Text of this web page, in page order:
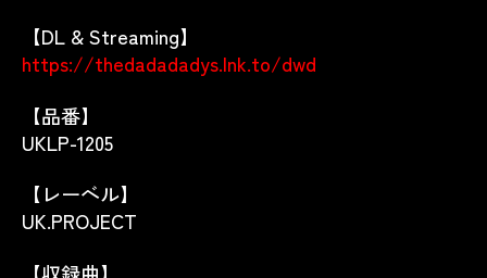
【DL & Streaming】
https://thedadadadys.lnk.to/dwd
【品番】
UKLP-1205
【レーベル】
UK.PROJECT
【収録曲】